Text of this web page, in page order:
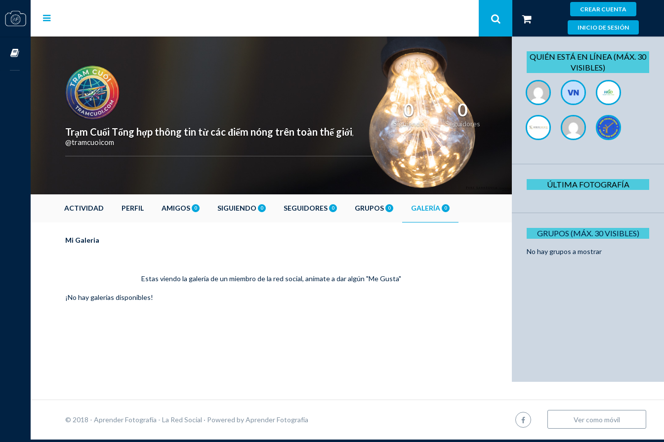
CREAR CUENTA
INICIO DE SESIÓN
Trạm Cuối Tổng hợp thông tin từ các điểm nóng trên toàn thế giới,
@tramcuoicom
0
Siguiendo
0
Seguidores
ACTIVIDAD PERFIL AMIGOS 0 SIGUIENDO 0 SEGUIDORES 0 GRUPOS 0 GALERÍA 0
Mi Galeria
Estas viendo la galería de un miembro de la red social, anímate a dar algún "Me Gusta"
¡No hay galerías disponibles!
QUIÉN ESTÁ EN LÍNEA (MÁX. 30
VISIBLES)
ÚLTIMA FOTOGRAFÍA
GRUPOS (MÁX. 30 VISIBLES)
No hay grupos a mostrar
© 2018 - Aprender Fotografía - La Red Social · Powered byAprender Fotografía